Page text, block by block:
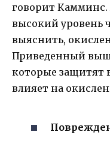
говорит Камминс.
высокий уровень
выяснить,
Приведенный
которые защитят
влияет на